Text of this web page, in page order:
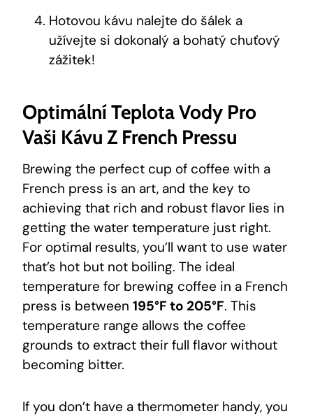
Hotovou kávu nalejte do šálek a
užívejte si dokonalý a bohatý chuťový
zážitek!
Optimální Teplota Vody Pro
Vaši Kávu Z French Pressu
Brewing the perfect cup of coffee with a
French press is an art, and the key to
achieving that rich and robust flavor lies in
getting the water temperature just right.
For optimal results, you’ll want to use water
that’s hot but not boiling. The ideal
temperature for brewing coffee in a French
press is between 195°F to 205°F. This
temperature range allows the coffee
grounds to extract their full flavor without
becoming bitter.
If you don’t have a thermometer handy, you